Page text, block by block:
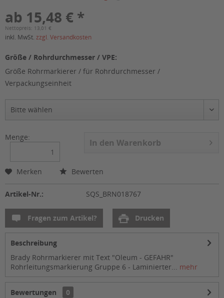
ab 15,48 € *
Nettopreis: 13,01 €
inkl. MwSt. zzgl. Versandkosten
Größe / Rohrdurchmesser / VPE:
Größe Rohrmarkierer / für Rohrdurchmesser /
Verpackungseinheit
Menge:
In den Warenkorb
Merken Bewerten
Artikel-Nr.: SQS_BRN018767
Fragen zum Artikel? Drucken
Beschreibung
Brady Rohrmarkierer mit Text "Oleum - GEFAHR"
Rohrleitungsmarkierung Gruppe 6 - Laminierter... mehr
Bewertungen
0